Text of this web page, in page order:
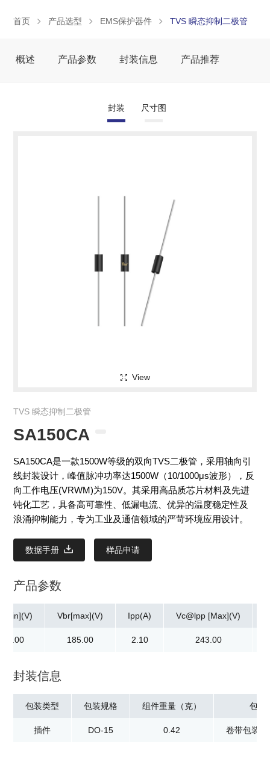
首页 产品选型 EMS保护器件 TVS 瞬态抑制二极管
概述 产品参数 封装信息 产品推荐
封装 尺寸图
View
TVS 瞬态抑制二极管
SA150CA
SA150CA是一款1500W等级的双向TVS二极管，采用轴向引
线封装设计，峰值脉冲功率达1500W（10/1000μs波形），反
向工作电压(VRWM)为150V。其采用高品质芯片材料及先进
钝化工艺，具备高可靠性、低漏电流、优异的温度稳定性及
浪涌抑制能力，专为工业及通信领域的严苛环境应用设计。
数据手册 样品申请
产品参数
Vbr[max](V)
185.00
Ipp(A)
2.10
Vc@lpp [Max](V)
243.00
封装信息
包装类型
插件
包装规格
DO-15
组件重量（克）
0.42
包装
卷带包装